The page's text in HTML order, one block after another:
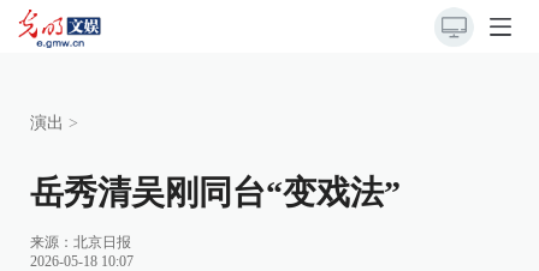
演出 >
岳秀清吴刚同台“变戏法”
来源： 北京日报
2026-05-18 10:07